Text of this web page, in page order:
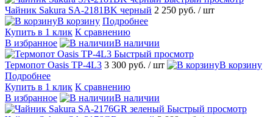
Чайник Sakura SA-2181BK черный 2 250 руб. / шт
В корзину Подробнее
Купить в 1 клик К сравнению
В избранное
В наличии
Быстрый просмотр
Термопот Oasis TP-4L3 3 300 руб. / шт
В корзину
Подробнее
Купить в 1 клик К сравнению
В избранное
В наличии
Быстрый просмотр